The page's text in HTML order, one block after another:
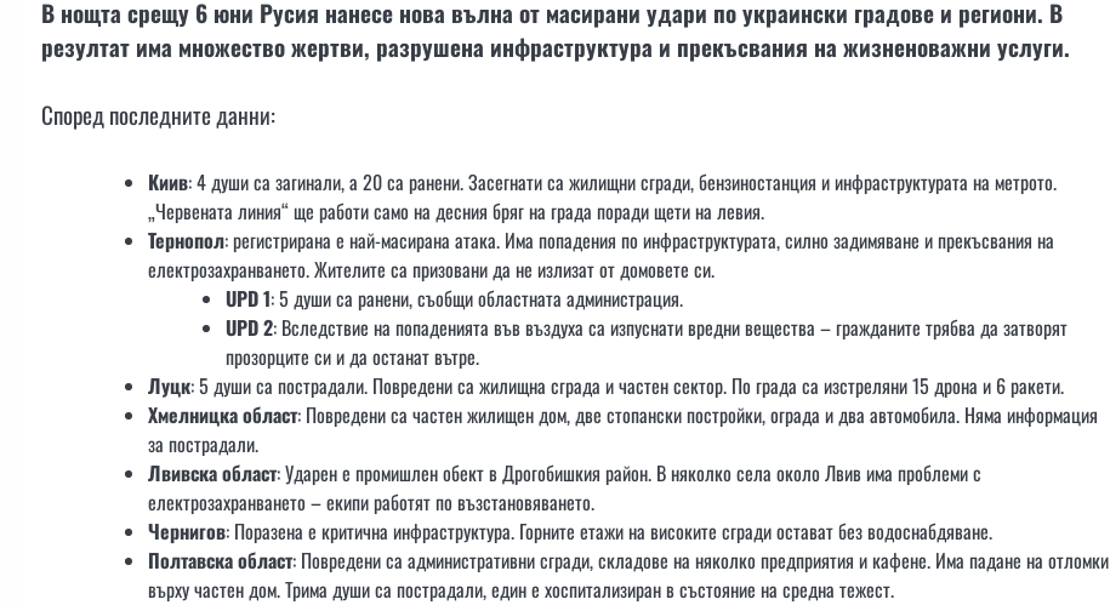
В нощта срещу 6 юни Русия нанесе нова вълна от масирани удари по украински градове и региони. В
резултат има множество жертви, разрушена инфраструктура и прекъсвания на жизненоважни услуги.
Според последните данни:
Киив: 4 души са загинали, а 20 са ранени. Засегнати са жилищни сгради, бензиностанция и инфраструктурата на метрото.
„Червената линия“ ще работи само на десния бряг на града поради щети на левия.
Тернопол: регистрирана е най-масирана атака. Има попадения по инфраструктурата, силно задимяване и прекъсвания на
електрозахранването. Жителите са призовани да не излизат от домовете си.
UPD 1: 5 души са ранени, съобщи областната администрация.
UPD 2: Вследствие на попаденията във въздуха са изпуснати вредни вещества – гражданите трябва да затворят
прозорците си и да останат вътре.
Луцк: 5 души са пострадали. Повредени са жилищна сграда и частен сектор. По града са изстреляни 15 дрона и 6 ракети.
Хмелницка област: Повредени са частен жилищен дом, две стопански постройки, ограда и два автомобила. Няма информация
за пострадали.
Лвивска област: Ударен е промишлен обект в Дрогобишкия район. В няколко села около Лвив има проблеми с
електрозахранването – екипи работят по възстановяването.
Чернигов: Поразена е критична инфраструктура. Горните етажи на високите сгради остават без водоснабдяване.
Полтавска област: Повредени са административни сгради, складове на няколко предприятия и кафене. Има падане на отломки
върху частен дом. Трима души са пострадали, един е хоспитализиран в състояние на средна тежест.